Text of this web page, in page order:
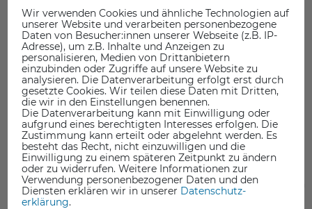
XYZprinting Downloads
06 Oct. 2025
XYZprinting hat den Vertrieb der 3D Drucker eingestellt. Den
Support für die Drucker stellen wir jedoch weiterhin zur
Wir verwenden Cookies und ähnliche Technologien auf
unserer Website und verarbeiten personenbezogene
Daten von Besucher:innen unserer Webseite (z.B. IP-
Adresse), um z.B. Inhalte und Anzeigen zu
personalisieren, Medien von Drittanbietern
einzubinden oder Zugriffe auf unsere Website zu
analysieren. Die Datenverarbeitung erfolgt erst durch
gesetzte Cookies. Wir teilen diese Daten mit Dritten,
die wir in den Einstellungen benennen.
Die Datenverarbeitung kann mit Einwilligung oder
aufgrund eines berechtigten Interesses erfolgen. Die
Zustimmung kann erteilt oder abgelehnt werden. Es
besteht das Recht, nicht einzuwilligen und die
Einwilligung zu einem späteren Zeitpunkt zu ändern
oder zu widerrufen. Weitere Informationen zur
Verwendung personenbezogener Daten und den
Diensten erklären wir in unserer Daten­schutz­
erklärung.